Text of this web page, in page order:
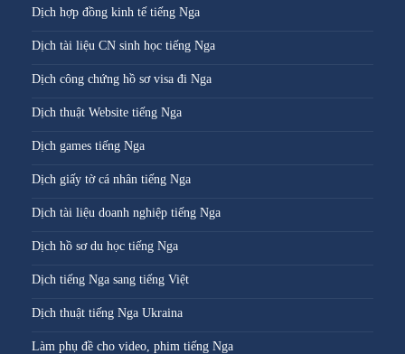
Dịch hợp đồng kinh tế tiếng Nga
Dịch tài liệu CN sinh học tiếng Nga
Dịch công chứng hồ sơ visa đi Nga
Dịch thuật Website tiếng Nga
Dịch games tiếng Nga
Dịch giấy tờ cá nhân tiếng Nga
Dịch tài liệu doanh nghiệp tiếng Nga
Dịch hồ sơ du học tiếng Nga
Dịch tiếng Nga sang tiếng Việt
Dịch thuật tiếng Nga Ukraina
Làm phụ đề cho video, phim tiếng Nga